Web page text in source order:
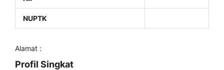
NUPTK
Alamat :
Profil Singkat